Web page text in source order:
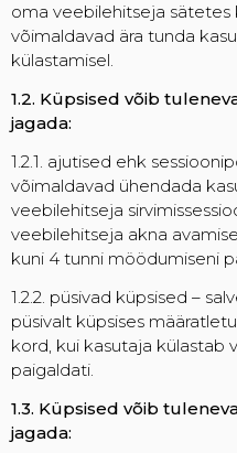
oma veebilehitseja sätetes
võimaldavad ära tunda
külastamisel.
1.2. Küpsised võib
jagada:
1.2.1. ajutised ehk
võimaldavad ühendada
veebilehitseja
veebilehitseja akna
kuni 4 tunni möödumiseni
1.2.2. püsivad küpsised –
püsivalt küpsises
kord, kui kasutaja külastab
paigaldati.
1.3. Küpsised võib
jagada: